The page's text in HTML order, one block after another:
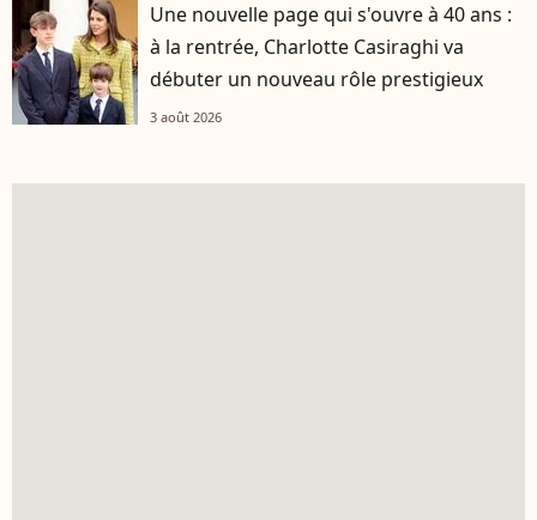
Une nouvelle page qui s'ouvre à 40 ans :
à la rentrée, Charlotte Casiraghi va
débuter un nouveau rôle prestigieux
3 août 2026